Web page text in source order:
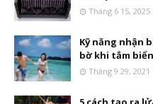
Tháng 6 15, 2025
Kỹ năng nhận
bờ khi tắm biển
Tháng 9 29, 2021